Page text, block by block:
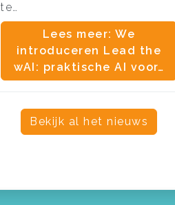
te…
Lees meer: We
introduceren Lead the
wAI: praktische AI voor…
Bekijk al het nieuws